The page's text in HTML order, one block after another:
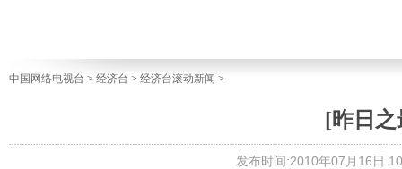
中国网络电视台 > 经济台 > 经济台滚动新闻 >
[昨日
发布时间:2010年07月16日